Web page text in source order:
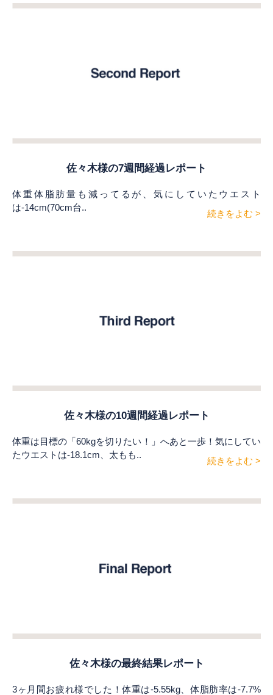
佐々木様の7週間経過レポート
体重体脂肪量も減ってるが、気にしていたウエスト
は-14cm(70cm台..
続きをよむ >
佐々木様の10週間経過レポート
体重は目標の「60kgを切りたい！」へあと一歩！気にしてい
たウエストは-18.1cm、太もも..
続きをよむ >
佐々木様の最終結果レポート
3ヶ月間お疲れ様でした！体重は-5.55kg、体脂肪率は-7.7%